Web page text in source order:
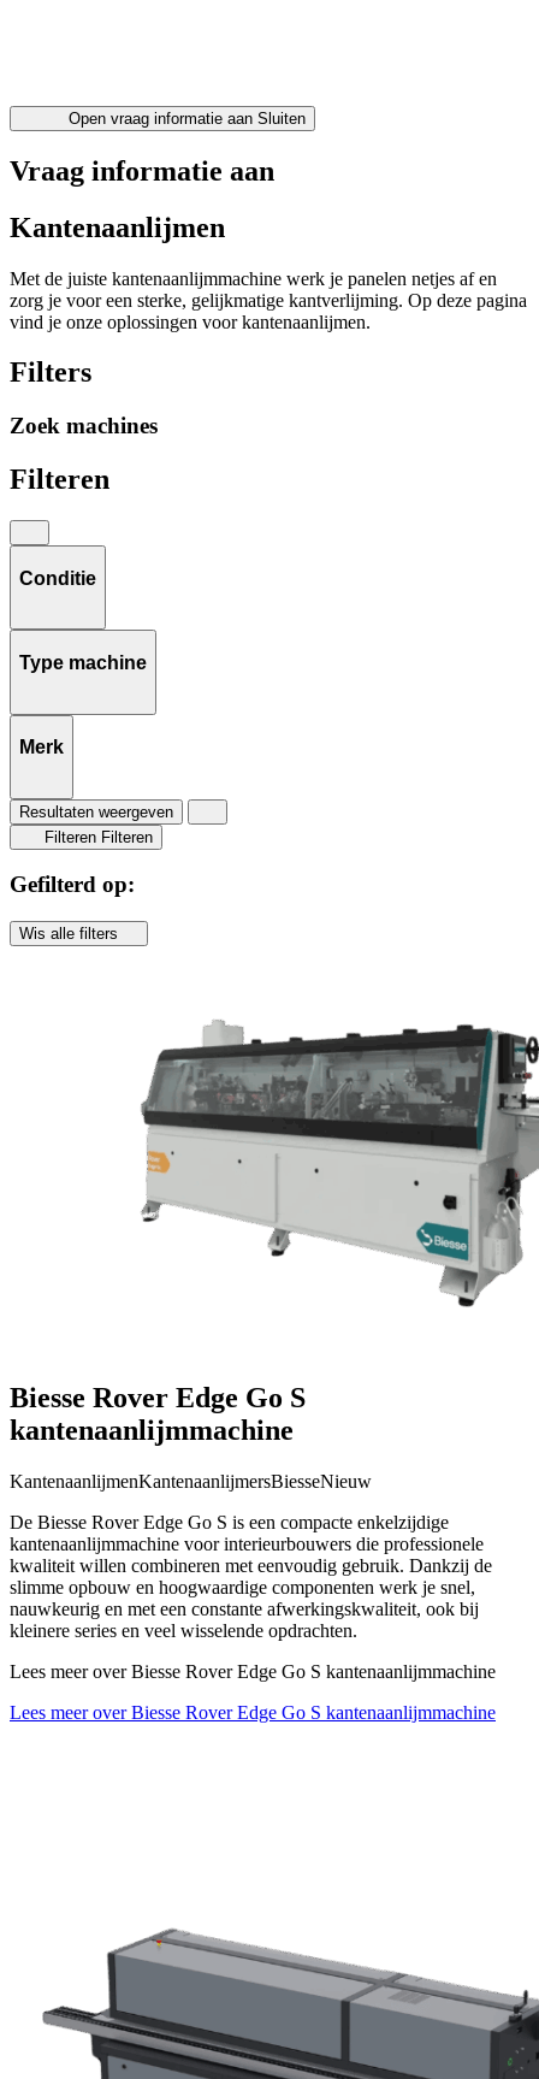
Open vraag informatie aan Sluiten
Vraag informatie aan
Kantenaanlijmen
Met de juiste kantenaanlijmmachine werk je panelen netjes af en
zorg je voor een sterke, gelijkmatige kantverlijming. Op deze pagina
vind je onze oplossingen voor kantenaanlijmen.
Filters
Zoek machines
Filteren
Conditie
Type machine
Merk
Resultaten weergeven
Filteren Filteren
Gefilterd op:
Wis alle filters
Biesse Rover Edge Go S
kantenaanlijmmachine
KantenaanlijmenKantenaanlijmersBiesseNieuw
De Biesse Rover Edge Go S is een compacte enkelzijdige
kantenaanlijmmachine voor interieurbouwers die professionele
kwaliteit willen combineren met eenvoudig gebruik. Dankzij de
slimme opbouw en hoogwaardige componenten werk je snel,
nauwkeurig en met een constante afwerkingskwaliteit, ook bij
kleinere series en veel wisselende opdrachten.
Lees meer over Biesse Rover Edge Go S kantenaanlijmmachine
Lees meer over Biesse Rover Edge Go S kantenaanlijmmachine